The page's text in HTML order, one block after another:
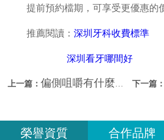
提前預約檔期，可享受更優惠的
推薦閱讀：深圳牙科收費標準
深圳看牙哪間好
上一篇：偏側咀嚼有什麼危害？如何改善？ 下一篇：
榮譽資質 合作品牌